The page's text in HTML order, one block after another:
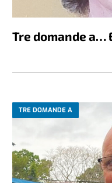
Tre domande a…
TRE DOMANDE A